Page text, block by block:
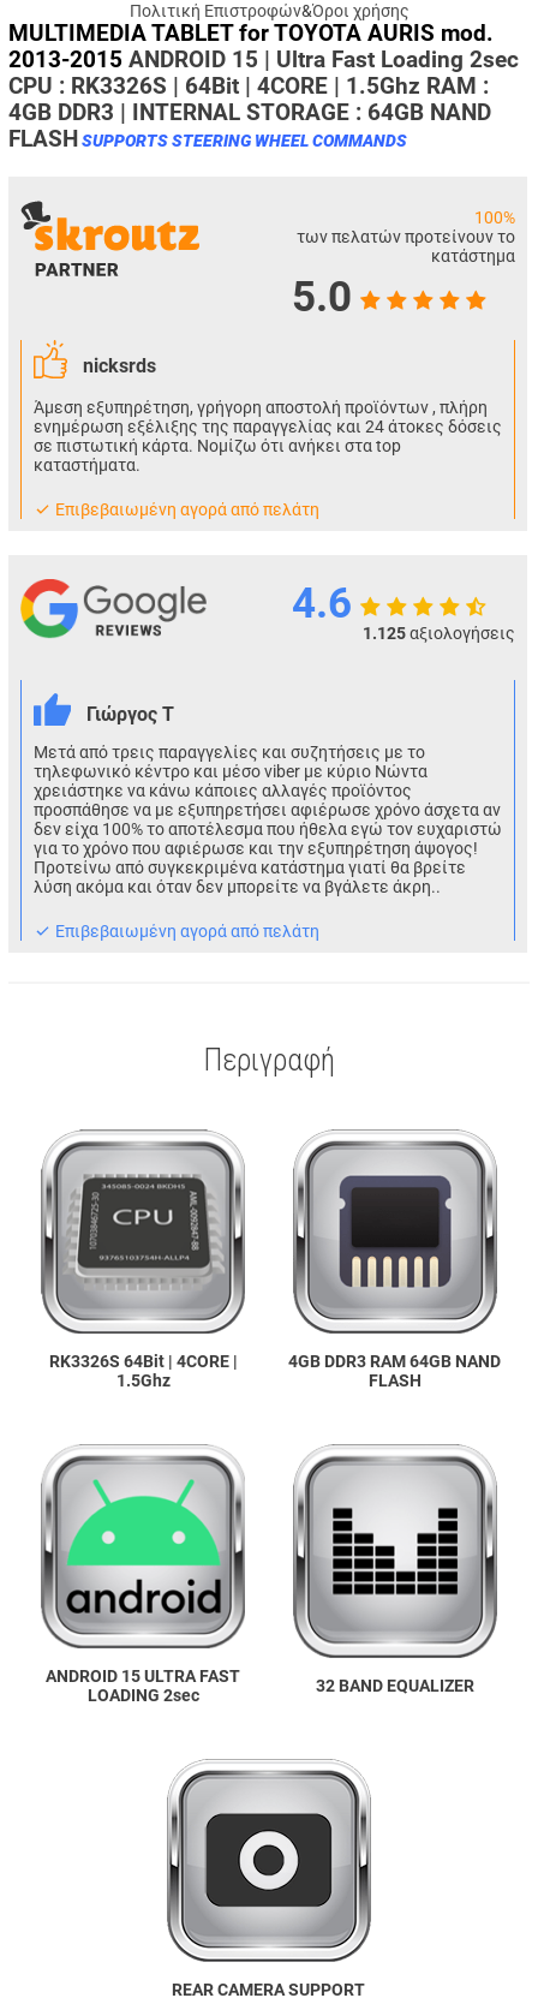
Πολιτική Επιστροφών&Όροι χρήσης
MULTIMEDIA TABLET for TOYOTA AURIS mod.
2013-2015 ANDROID 15 | Ultra Fast Loading 2sec
CPU : RK3326S | 64Bit | 4CORE | 1.5Ghz RAM :
4GB DDR3 | INTERNAL STORAGE : 64GB NAND
FLASH SUPPORTS STEERING WHEEL COMMANDS
100%
των πελατών προτείνουν το
κατάστημα
5.0
nicksrds
Άμεση εξυπηρέτηση, γρήγορη αποστολή προϊόντων , πλήρη
ενημέρωση εξέλιξης της παραγγελίας και 24 άτοκες δόσεις
σε πιστωτική κάρτα. Νομίζω ότι ανήκει στα top
καταστήματα.
Eπιβεβαιωμένη αγορά από πελάτη
4.6
1.125αξιολογήσεις
Γιώργος Τ
Μετά από τρεις παραγγελίες και συζητήσεις με το
τηλεφωνικό κέντρο και μέσο viber με κύριο Νώντα
χρειάστηκε να κάνω κάποιες αλλαγές προϊόντος
προσπάθησε να με εξυπηρετήσει αφιέρωσε χρόνο άσχετα αν
δεν είχα 100% το αποτέλεσμα που ήθελα εγώ τον ευχαριστώ
για το χρόνο που αφιέρωσε και την εξυπηρέτηση άψογος!
Προτείνω από συγκεκριμένα κατάστημα γιατί θα βρείτε
λύση ακόμα και όταν δεν μπορείτε να βγάλετε άκρη..
Eπιβεβαιωμένη αγορά από πελάτη
Περιγραφή
RK3326S 64Bit | 4CORE |
1.5Ghz
4GB DDR3 RAM 64GB NAND
FLASH
ANDROID 15 ULTRA FAST
LOADING 2sec
32 BAND EQUALIZER
REAR CAMERA SUPPORT